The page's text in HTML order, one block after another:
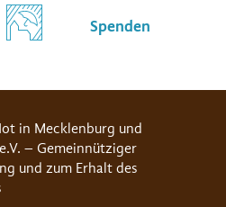
Spenden
in Mecklenburg und
– Gemeinnütziger
und zum Erhalt des